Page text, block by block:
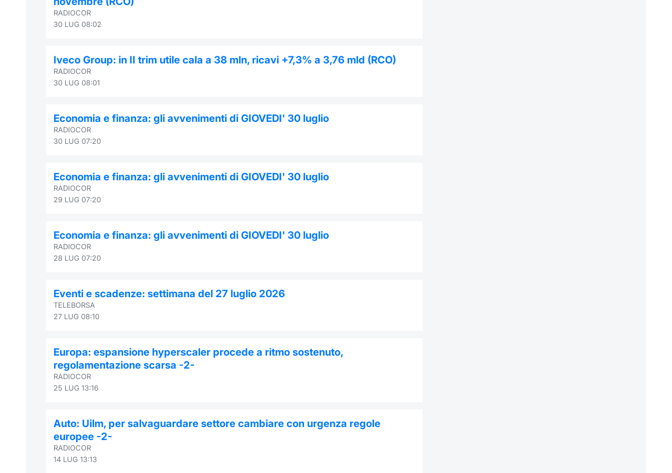
RADIOCOR
30 LUG 08:02
Iveco Group: in II trim utile cala a 38 mln, ricavi +7,3% a 3,76 mld (RCO)
RADIOCOR
30 LUG 08:01
Economia e finanza: gli avvenimenti di GIOVEDI' 30 luglio
RADIOCOR
30 LUG 07:20
Economia e finanza: gli avvenimenti di GIOVEDI' 30 luglio
RADIOCOR
29 LUG 07:20
Economia e finanza: gli avvenimenti di GIOVEDI' 30 luglio
RADIOCOR
28 LUG 07:20
Eventi e scadenze: settimana del 27 luglio 2026
TELEBORSA
27 LUG 08:10
Europa: espansione hyperscaler procede a ritmo sostenuto,
regolamentazione scarsa -2-
RADIOCOR
25 LUG 13:16
Auto: Uilm, per salvaguardare settore cambiare con urgenza regole
europee -2-
RADIOCOR
14 LUG 13:13